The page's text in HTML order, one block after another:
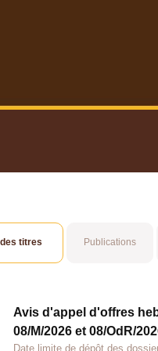
titres Publications
Avis d'appel d'offres
08/M/2026 et 08/OdR/
Date limite de dépôt des